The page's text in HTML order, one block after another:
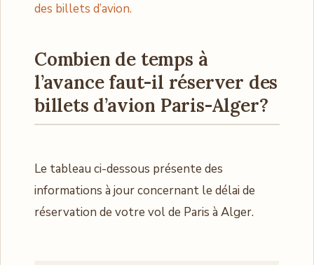
des billets d’avion.
Combien de temps à
l’avance faut-il réserver des
billets d’avion Paris-Alger?
Le tableau ci-dessous présente des
informations à jour concernant le délai de
réservation de votre vol de Paris à Alger.